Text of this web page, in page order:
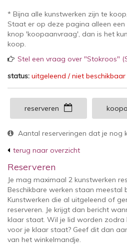
* Bijna alle kunstwerken zijn te
Staat er op deze pagina alleen een
knop 'koopaanvraag', dan is het
koop.
Stel een vraag over "Stokroos"
status: uitgeleend / niet beschikbaar
reserveren
Aantal reserveringen dat je nog
terug naar overzicht
Reserveren
Je mag maximaal 2 kunstwerken
Beschikbare werken staan meestal
Kunstwerken die al uitgeleend of
reserveren. Je krijgt dan bericht
klaar staat. Wil je lid worden zodra
voor je klaar staat? Geef dit dan
van het winkelmandje.